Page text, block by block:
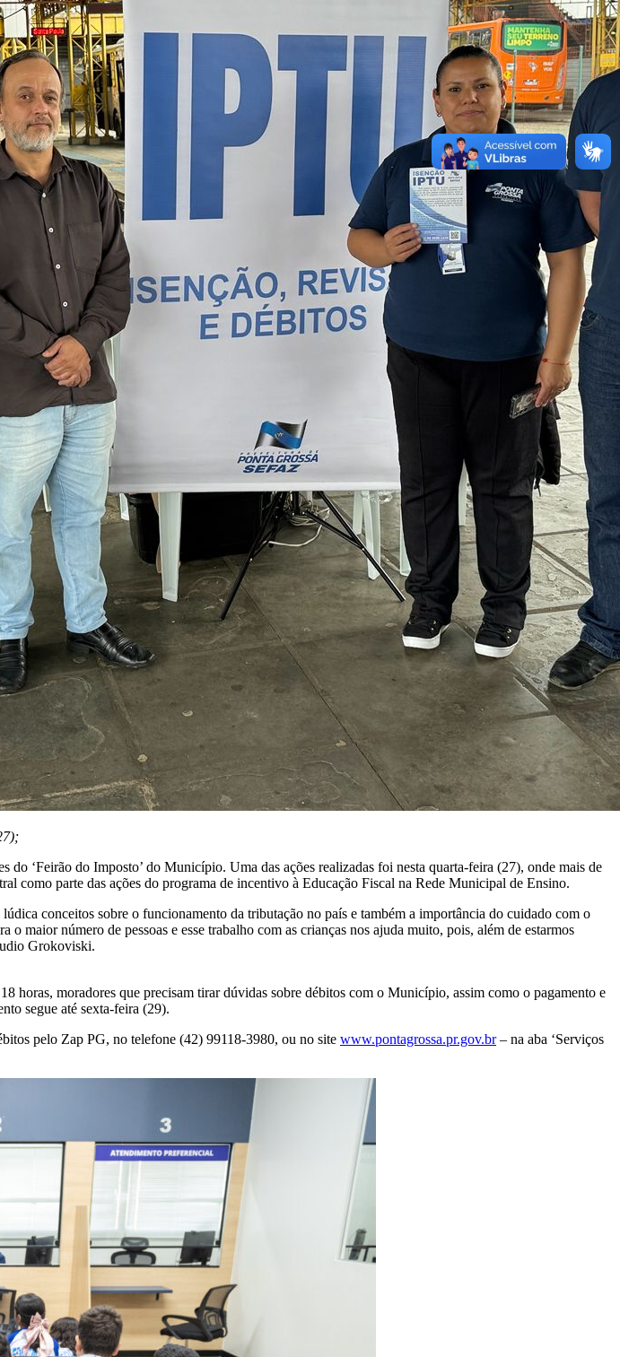
‘Feirão do Imposto’ do Município. Uma das ações realizadas foi nesta quarta-feira (27), onde mais de
como parte das ações do programa de incentivo à Educação Fiscal na Rede Municipal de Ensino.
conceitos sobre o funcionamento da tributação no país e também a importância do cuidado com o
maior número de pessoas e esse trabalho com as crianças nos ajuda muito, pois, além de estarmos
Grokoviski.
horas, moradores que precisam tirar dúvidas sobre débitos com o Município, assim como o pagamento e
segue até sexta-feira (29).
pelo Zap PG, no telefone (42) 99118-3980, ou no site www.pontagrossa.pr.gov.br– na aba ‘Serviços